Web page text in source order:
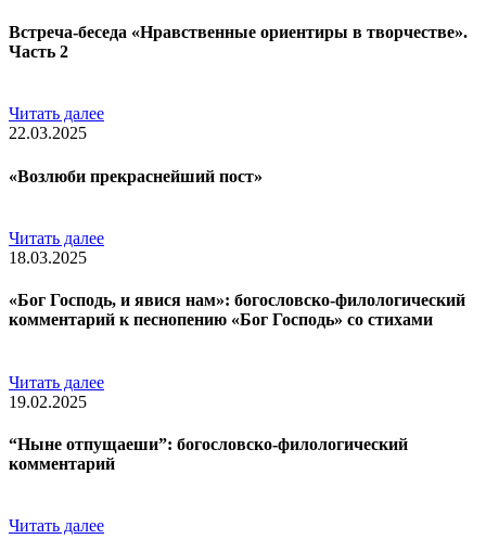
Встреча-беседа «Нравственные ориентиры в творчестве».
Часть 2
Читать далее
22.03.2025
«Возлюби прекраснейший пост»
Читать далее
18.03.2025
«Бог Господь, и явися нам»: богословско-филологический
комментарий к песнопению «Бог Господь» со стихами
Читать далее
19.02.2025
“Ныне отпущаеши”: богословско-филологический
комментарий
Читать далее